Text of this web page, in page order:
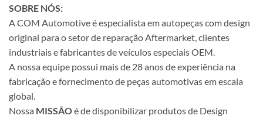
SOBRE NÓS:
A COM Automotive é especialista em autopeças com design
original para o setor de reparação Aftermarket, clientes
industriais e fabricantes de veículos especiais OEM.
A nossa equipe possui mais de 28 anos de experiência na
fabricação e fornecimento de peças automotivas em escala
global.
Nossa MISSÃOé de disponibilizar produtos de Design